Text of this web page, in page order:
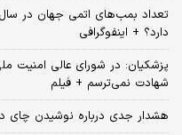
دارد؟ + اینفوگرافی
شهادت نمی‌ترسم + فیلم
هشدار جدی درباره نوشیدن چای